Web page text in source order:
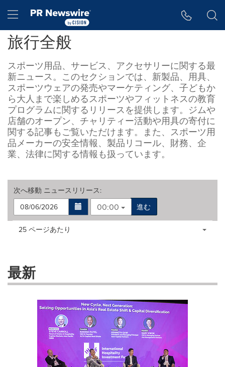
Hamburger menu
旅行全般
スポーツ用品、サービス、アクセサリーに関する最
新ニュース。このセクションでは、新製品、用具、
スポーツウェアの発売やマーケティング、子どもか
ら大人まで楽しめるスポーツやフィットネスの教育
プログラムに関するリリースを提供します。ジムや
店舗のオープン、チャリティー活動や用具の寄付に
関する記事もご覧いただけます。また、スポーツ用
品メーカーの安全情報、製品リコール、財務、企
業、法律に関する情報も扱っています。
次へ移動 ニュースリリース:
00:00
進む
Making
these
dropdown
will
Items per page:
25 ページあたり
最新